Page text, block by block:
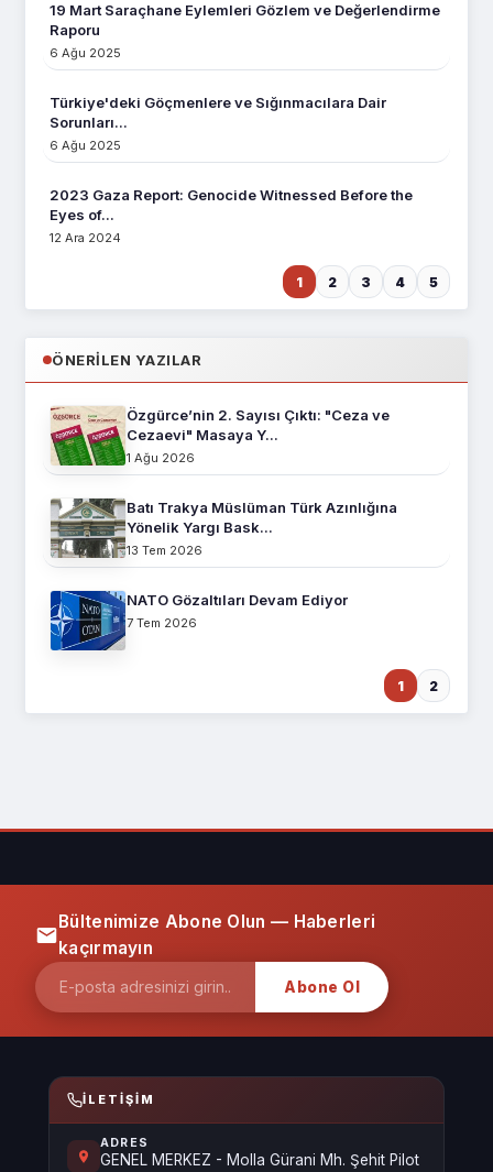
19 Mart Saraçhane Eylemleri Gözlem ve Değerlendirme
Raporu
6 Ağu 2025
Türkiye'deki Göçmenlere ve Sığınmacılara Dair
Sorunları...
6 Ağu 2025
2023 Gaza Report: Genocide Witnessed Before the
Eyes of...
12 Ara 2024
1 2 3 4 5
ÖNERILEN YAZILAR
Özgürce’nin 2. Sayısı Çıktı: "Ceza ve
Cezaevi" Masaya Y...
1 Ağu 2026
Batı Trakya Müslüman Türk Azınlığına
Yönelik Yargı Bask...
13 Tem 2026
NATO Gözaltıları Devam Ediyor
7 Tem 2026
1 2
Bültenimize Abone Olun — Haberleri
kaçırmayın
Abone Ol
İLETIŞIM
ADRES
GENEL MERKEZ - Molla Gürani Mh. Şehit Pilot